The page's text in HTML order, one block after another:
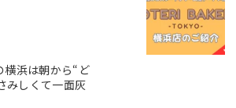
横浜は朝から“ど
みしくて一面灰